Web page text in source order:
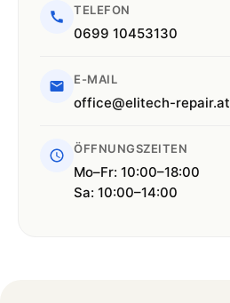
TELEFON
0699 10453130
E-MAIL
office@elitech-repair.at
ÖFFNUNGSZEITEN
Mo–Fr: 10:00–18:00
Sa: 10:00–14:00